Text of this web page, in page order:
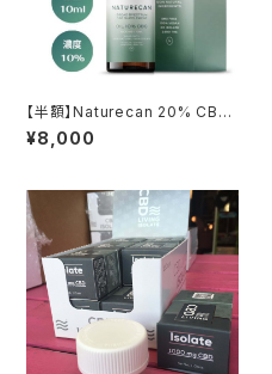
【半額】Naturecan 20% CBG
オイル
¥8,000